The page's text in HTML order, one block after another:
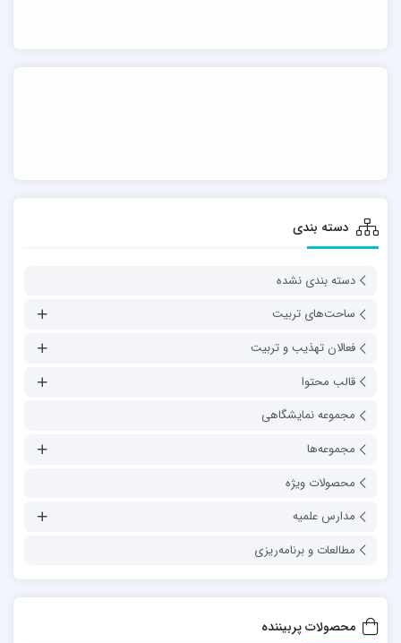
دسته بندی
دسته بندی نشده
ساحت‌های تربیت
فعالان تهذیب و تربیت
قالب محتوا
مجموعه نمایشگاهی
مجموعه‌ها
محصولات ویژه
مدارس علمیه
مطالعات و برنامه‌ریزی
محصولات پربیننده